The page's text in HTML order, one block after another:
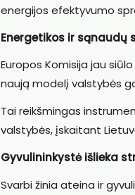
energijos efektyvumo
Energetikos ir sąnaudų
Europos Komisija jau
naują modelį valstybės
Tai reikšmingas
valstybės, įskaitant
Gyvulininkystė išlieka
Svarbi žinia ateina ir